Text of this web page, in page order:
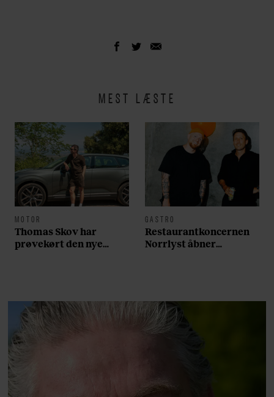
MEST LÆSTE
MOTOR
Thomas Skov har
prøvekørt den nye
GASTRO
Restaurantkoncernen
Norrlyst åbner